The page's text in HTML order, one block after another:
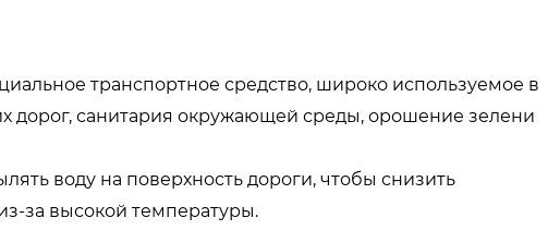
транспортное средство, широко используемое в
дорог, санитария окружающей среды, орошение зелени
воду на поверхность дороги, чтобы снизить
за высокой температуры.